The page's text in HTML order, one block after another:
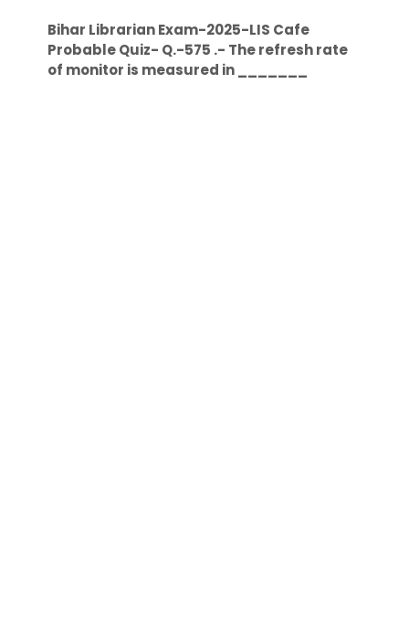
Bihar Librarian Exam-2025-LIS Cafe
Probable Quiz- Q.-575 .- The refresh rate
of monitor is measured in _______